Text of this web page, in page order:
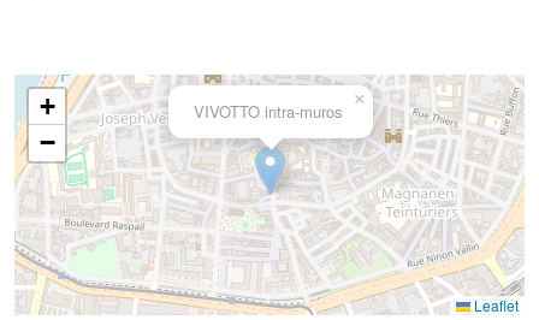
VIVOTTO intra-muros
×
+
−
Leaflet